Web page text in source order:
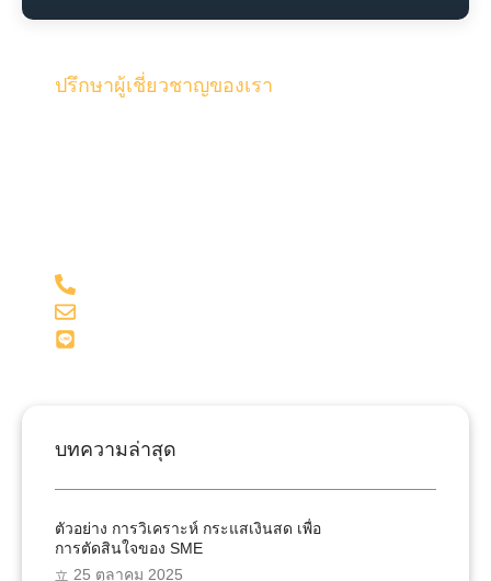
ปรึกษาผู้เชี่ยวชาญของเรา
บทความล่าสุด
ตัวอย่าง การวิเคราะห์ กระแสเงินสด เพื่อ
การตัดสินใจของ SME
25 ตุลาคม 2025